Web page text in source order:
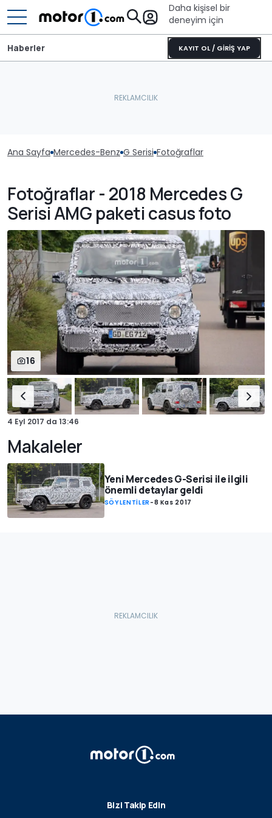
Daha kişisel bir
deneyim için
KAYIT OL / GİRİŞ YAP
Haberler
Ana Sayfa Mercedes-Benz G Serisi Fotoğraflar
Fotoğraflar - 2018 Mercedes G
Serisi AMG paketi casus foto
16
4 Eyl 2017 da 13:46
Makaleler
Yeni Mercedes G-Serisi ile ilgili
önemli detaylar geldi
SÖYLENTİLER -8 Kas 2017
Bizi Takip Edin